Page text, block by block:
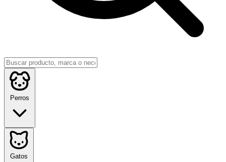
Perros
Gatos